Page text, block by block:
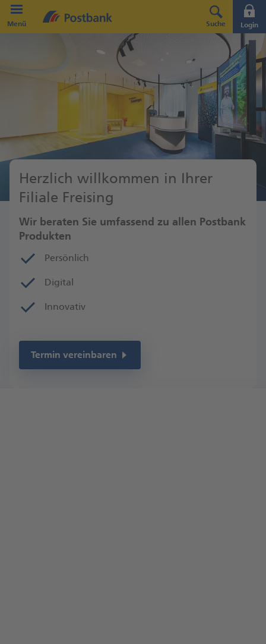
Direkt zur Hauptnavigation (Enter drücken)
Direkt zum Hauptinhalt (Enter drücken)
Direkt zur Suche (Enter drücken)
Menü Suche Login
Herzlich willkommen in Ihrer
Filiale Freising
Wir beraten Sie umfassend zu allen Postbank
Produkten
Persönlich
Digital
Innovativ
Termin vereinbaren